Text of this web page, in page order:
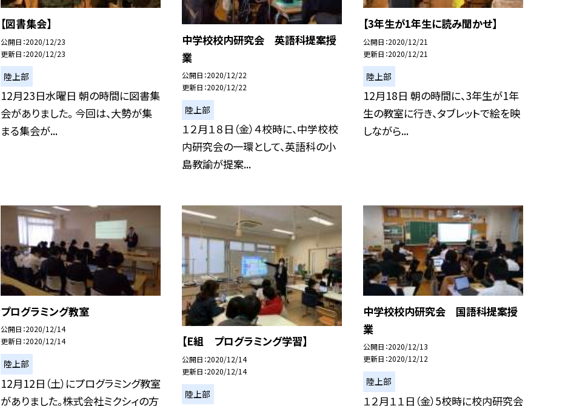
【図書集会】
公開日 2020/12/23
更新日 2020/12/23
陸上部
12月23日水曜日 朝の時間に図書集
会がありました。 今回は、大勢が集
まる集会が...
中学校校内研究会 英語科提案授
業
公開日 2020/12/22
更新日 2020/12/22
陸上部
１２月１８日（金）４校時に、中学校校
内研究会の一環として、英語科の小
島教諭が提案...
【3年生が1年生に読み聞かせ】
公開日 2020/12/21
更新日 2020/12/21
陸上部
12月18日 朝の時間に、3年生が1年
生の教室に行き、タブレットで絵を映
しながら...
プログラミング教室
公開日 2020/12/14
更新日 2020/12/14
陸上部
12月12日（土）にプログラミング教室
がありました。株式会社ミクシィの方
【E組 プログラミング学習】
公開日 2020/12/14
更新日 2020/12/14
陸上部
中学校校内研究会 国語科提案授
業
公開日 2020/12/13
更新日 2020/12/12
陸上部
１２月１１日（金）5校時に校内研究会